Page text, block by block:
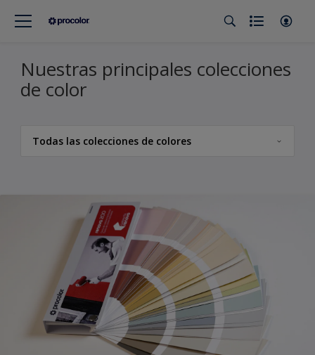
Nuestras principales colecciones
de color
Todas las colecciones de colores
Carta Fachadas Renova 200
Carta Renova Combina
Carta de color 5051
Pura Alegría - Color del Año 2025
Color Experience